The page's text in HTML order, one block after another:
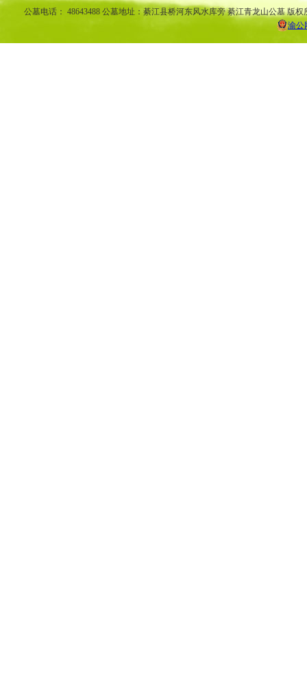
公墓电话： 48643488 公墓地址：綦江县桥河东风水库旁 綦江青龙山公墓 版
渝公